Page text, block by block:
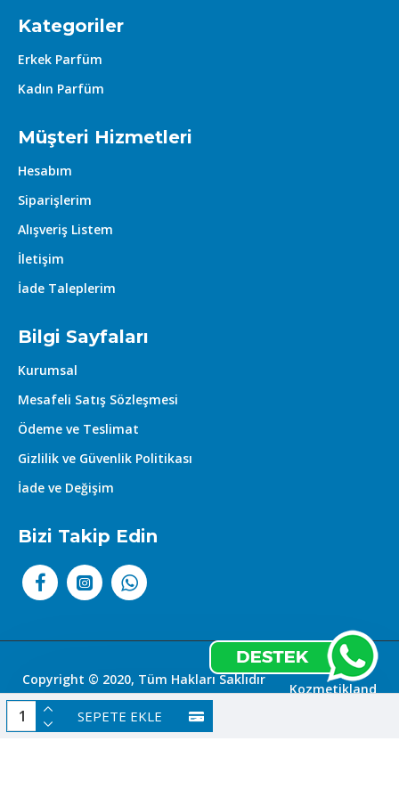
SEPETE EKLE
Kategoriler
Erkek Parfüm
Kadın Parfüm
Müşteri Hizmetleri
Hesabım
Siparişlerim
Alışveriş Listem
İletişim
İade Taleplerim
Bilgi Sayfaları
Kurumsal
Mesafeli Satış Sözleşmesi
Ödeme ve Teslimat
Gizlilik ve Güvenlik Politikası
İade ve Değişim
Bizi Takip Edin
Copyright © 2020, Tüm Hakları Saklıdır
|
Kozmetikland